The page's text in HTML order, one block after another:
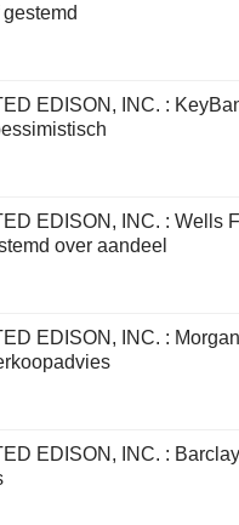
EDISON, INC. :
EDISON, INC. : Wells
over aandeel
EDISON, INC. :
EDISON, INC. :